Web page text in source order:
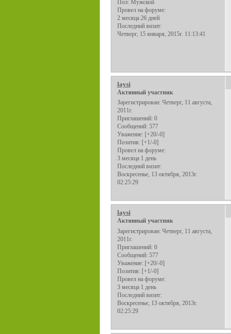
Пол:Мужской
Провел на форуме:
2 месяца 26 дней
Последний визит:
Четверг, 15 января, 2015г. 11:13:41
laysi
Активный участник
Зарегистрирован: Четверг, 11 августа,
2011г.
Приглашений:0
Сообщений:577
Уважение: [+20/-0]
Позитив: [+1/-0]
Провел на форуме:
3 месяца 1 день
Последний визит:
Воскресенье, 13 октября, 2013г.
02:25:29
laysi
Активный участник
Зарегистрирован: Четверг, 11 августа,
2011г.
Приглашений:0
Сообщений:577
Уважение: [+20/-0]
Позитив: [+1/-0]
Провел на форуме:
3 месяца 1 день
Последний визит:
Воскресенье, 13 октября, 2013г.
02:25:29